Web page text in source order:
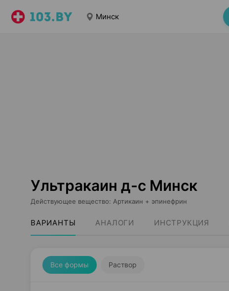
Минск
Ультракаин д-с Минск
Действующее вещество: Артикаин + эпинефрин
ВАРИАНТЫ АНАЛОГИ ИНСТРУКЦИЯ
Все формы Раствор